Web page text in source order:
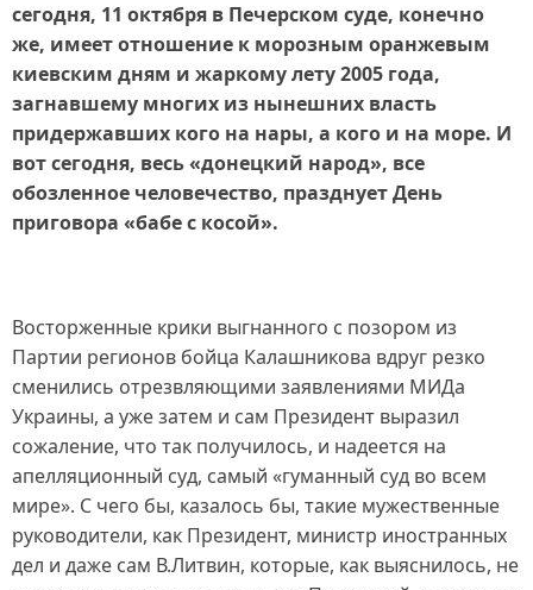
сегодня, 11 октября в Печерском суде, конечно
же, имеет отношение к морозным оранжевым
киевским дням и жаркому лету 2005 года,
загнавшему многих из нынешних власть
придержавших кого на нары, а кого и на море. И
вот сегодня, весь «донецкий народ», все
обозленное человечество, празднует День
приговора «бабе с косой».
Восторженные крики выгнанного с позором из
Партии регионов бойца Калашникова вдруг резко
сменились отрезвляющими заявлениями МИДа
Украины, а уже затем и сам Президент выразил
сожаление, что так получилось, и надеется на
апелляционный суд, самый «гуманный суд во всем
мире». С чего бы, казалось бы, такие мужественные
руководители, как Президент, министр иностранных
дел и даже сам В.Литвин, которые, как выяснилось, не